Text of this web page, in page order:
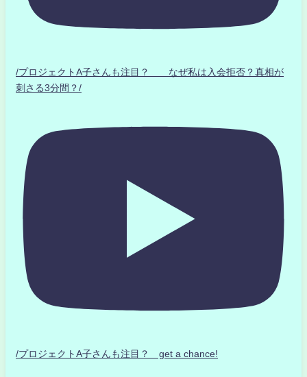
/プロジェクトA子さんも注目？ なぜ私は入会拒否？真相が
刺さる3分間？/
/プロジェクトA子さんも注目？ get a chance!